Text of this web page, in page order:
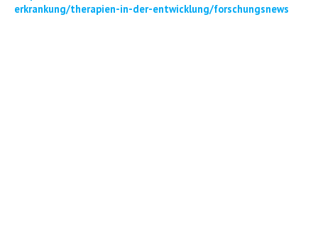
erkrankung/therapien-in-der-entwicklung/forschungsnews